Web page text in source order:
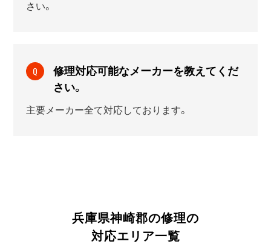
さい。
Q
修理対応可能なメーカーを教えてくだ
さい。
主要メーカー全て対応しております。
兵庫県神崎郡の修理の
対応エリア一覧